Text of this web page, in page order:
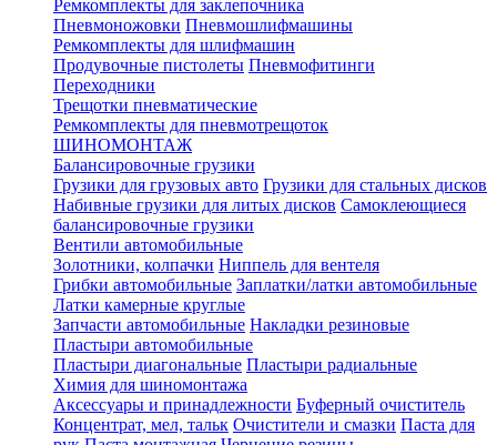
Ремкомплекты для заклепочника
Пневмоножовки Пневмошлифмашины
Ремкомплекты для шлифмашин
Продувочные пистолеты Пневмофитинги
Переходники
Трещотки пневматические
Ремкомплекты для пневмотрещоток
ШИНОМОНТАЖ
Балансировочные грузики
Грузики для грузовых авто Грузики для стальных дисков
Набивные грузики для литых дисков Самоклеющиеся
балансировочные грузики
Вентили автомобильные
Золотники, колпачки Ниппель для вентеля
Грибки автомобильные Заплатки/латки автомобильные
Латки камерные круглые
Запчасти автомобильные Накладки резиновые
Пластыри автомобильные
Пластыри диагональные Пластыри радиальные
Химия для шиномонтажа
Аксессуары и принадлежности Буферный очиститель
Концентрат, мел, тальк Очистители и смазки Паста для